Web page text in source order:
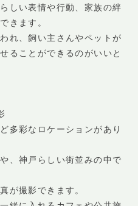
しい表情や行動、家族の絆
きます。
れ、飼い主さんやペットが
ることができるのがいいと
多彩なロケーションがあり
、神戸らしい街並みの中で
が撮影できます。